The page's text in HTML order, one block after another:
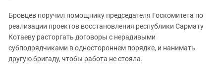
Бровцев поручил помощнику председателя Госкомитета по
реализации проектов восстановления республики Сармату
Котаеву расторгать договоры с нерадивыми
субподрядчиками в одностороннем порядке, и нанимать
другую бригаду, чтобы работа не стояла.